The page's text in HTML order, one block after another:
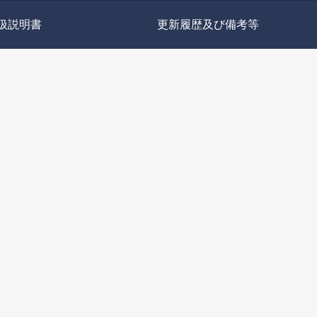
説明書 更新履歴及び備考等